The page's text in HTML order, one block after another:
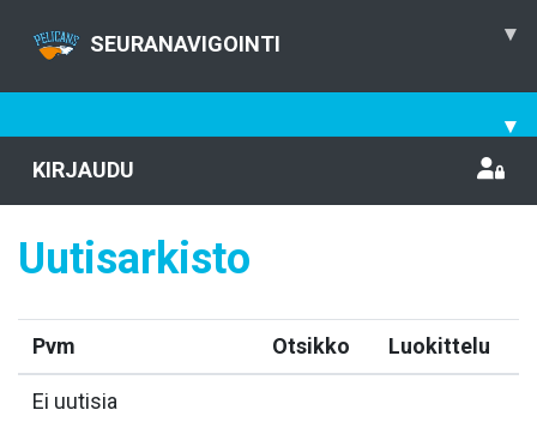
SEURANAVIGOINTI ▾
▾
KIRJAUDU
Uutisarkisto
Pvm Otsikko Luokittelu
Ei uutisia